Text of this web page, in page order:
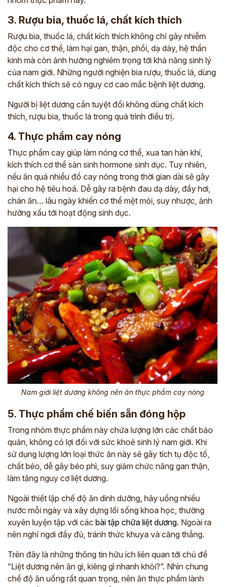
3. Rượu bia, thuốc lá, chất kích thích
Rượu bia, thuốc lá, chất kích thích không chỉ gây nhiễm
độc cho cơ thể, làm hại gan, thận, phổi, dạ dày, hệ thần
kinh mà còn ảnh hưởng nghiêm trọng tới khả năng sinh lý
của nam giới. Những người nghiện bia rượu, thuốc lá, dùng
chất kích thích sẽ có nguy cơ cao mắc bệnh liệt dương.
Người bị liệt dương cần tuyệt đối không dùng chất kích
thích, rượu bia, thuốc lá trong quá trình điều trị.
4. Thực phẩm cay nóng
Thực phẩm cay giúp làm nóng cơ thể, xua tan hàn khí,
kích thích cơ thể sản sinh hormone sinh dục. Tuy nhiên,
nếu ăn quá nhiều đồ cay nóng trong thời gian dài sẽ gây
hại cho hệ tiêu hoá. Dễ gây ra bệnh đau dạ dày, đầy hơi,
chán ăn… lâu ngày khiến cơ thể mệt mỏi, suy nhược, ảnh
hưởng xấu tới hoạt động sinh dục.
Nam giới liệt dương không nên ăn thực phẩm cay nóng
5. Thực phẩm chế biến sẵn đóng hộp
Trong nhóm thực phẩm này chứa lượng lớn các chất bảo
quản, không có lợi đối với sức khoẻ sinh lý nam giới. Khi
sử dụng lượng lớn loại thức ăn này sẽ gây tích tụ độc tố,
chất béo, dễ gây béo phì, suy giảm chức năng gan thận,
làm tăng nguy cơ liệt dương.
Ngoài thiết lập chế độ ăn dinh dưỡng, hãy uống nhiều
nước mỗi ngày và xây dựng lối sống khoa học, thường
xuyên luyện tập với các bài tập chữa liệt dương. Ngoài ra
nên nghỉ ngơi đầy đủ, tránh thức khuya và căng thẳng.
Trên đây là những thông tin hữu ích liên quan tới chủ đề
“Liệt dương nên ăn gì, kiêng gì nhanh khỏi?”. Nhìn chung
chế độ ăn uống rất quan trọng, nên ăn thực phẩm lành